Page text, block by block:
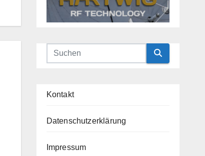
Kontakt
Datenschutzerklärung
Impressum